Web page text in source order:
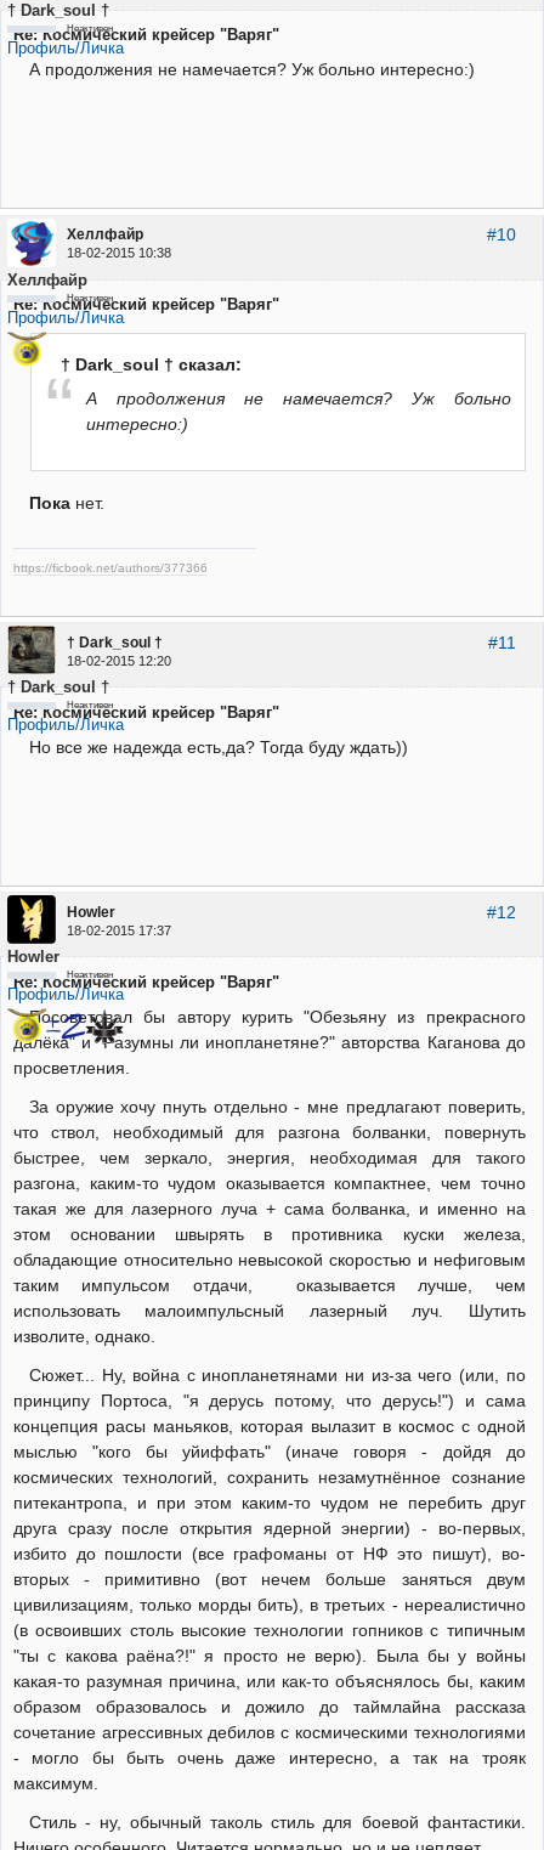
† Dark_soul †
Неактивен
Профиль/Личка
Re: Космический крейсер "Варяг"
А продолжения не намечается? Уж больно интересно:)
#10
Хеллфайр
18-02-2015 10:38
Хеллфайр
Неактивен
Профиль/Личка
Re: Космический крейсер "Варяг"
† Dark_soul † сказал:
А продолжения не намечается? Уж больно
интересно:)
Поканет.
https://ficbook.net/authors/377366
#11
† Dark_soul †
18-02-2015 12:20
† Dark_soul †
Неактивен
Профиль/Личка
Re: Космический крейсер "Варяг"
Но все же надежда есть,да? Тогда буду ждать))
#12
Howler
18-02-2015 17:37
Howler
Неактивен
Профиль/Личка
Re: Космический крейсер "Варяг"
Посоветовал бы автору курить "Обезьяну из прекрасного
далёка" и "Разумны ли инопланетяне?" авторства Каганова до
просветления.
За оружие хочу пнуть отдельно - мне предлагают поверить,
что ствол, необходимый для разгона болванки, повернуть
быстрее, чем зеркало, энергия, необходимая для такого
разгона, каким-то чудом оказывается компактнее, чем точно
такая же для лазерного луча + сама болванка, и именно на
этом основании швырять в противника куски железа,
обладающие относительно невысокой скоростью и нефиговым
таким импульсом отдачи, оказывается лучше, чем
использовать малоимпульсный лазерный луч. Шутить
изволите, однако.
Сюжет... Ну, война с инопланетянами ни из-за чего (или, по
принципу Портоса, "я дерусь потому, что дерусь!") и сама
концепция расы маньяков, которая вылазит в космос с одной
мыслью "кого бы уйиффать" (иначе говоря - дойдя до
космических технологий, сохранить незамутнённое сознание
питекантропа, и при этом каким-то чудом не перебить друг
друга сразу после открытия ядерной энергии) - во-первых,
избито до пошлости (все графоманы от НФ это пишут), во-
вторых - примитивно (вот нечем больше заняться двум
цивилизациям, только морды бить), в третьих - нереалистично
(в освоивших столь высокие технологии гопников с типичным
"ты с какова раёна?!" я просто не верю). Была бы у войны
какая-то разумная причина, или как-то объяснялось бы, каким
образом образовалось и дожило до таймлайна рассказа
сочетание агрессивных дебилов с космическими технологиями
- могло бы быть очень даже интересно, а так на трояк
максимум.
Стиль - ну, обычный таколь стиль для боевой фантастики.